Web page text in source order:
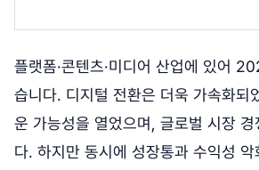
플랫폼·콘텐츠·미디어 산업에 있어
습니다. 디지털 전환은 더욱 가속화되
운 가능성을 열었으며, 글로벌 시장 경
다. 하지만 동시에 성장통과 수익성